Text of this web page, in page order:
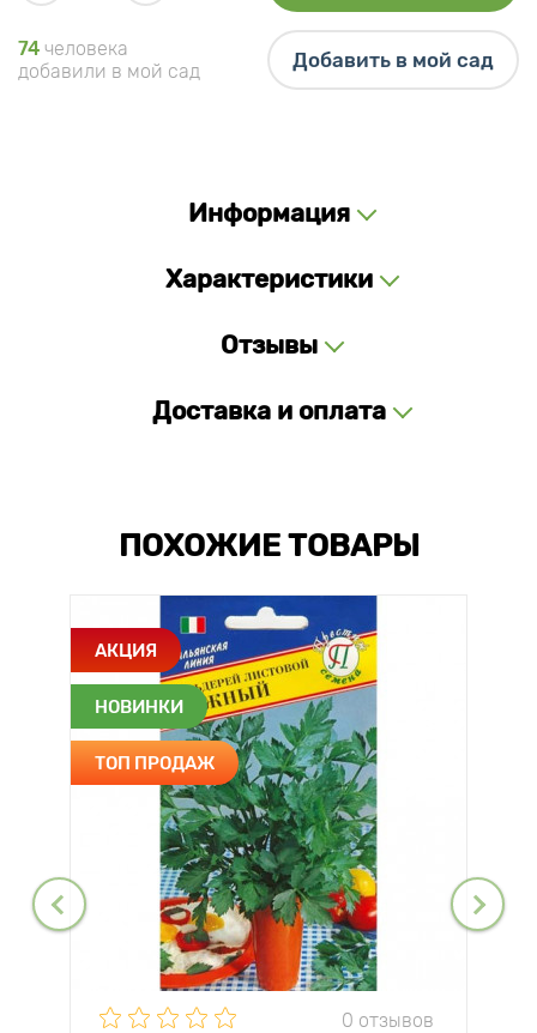
74 человека
добавили в мой сад
Добавить в мой сад
Информация
Характеристики
Отзывы
Доставка и оплата
ПОХОЖИЕ ТОВАРЫ
АКЦИЯ
НОВИНКИ
ТОП ПРОДАЖ
0 отзывов